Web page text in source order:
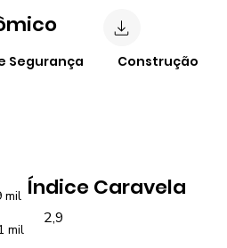
Índice Caravela
2,9
mil
mil
Segurança Construção